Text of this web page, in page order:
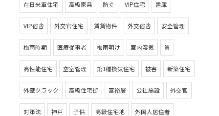
在日米軍住宅 高級家具 防ぐ VIP住宅 書庫
VIP宿舎 外交官住宅 賃貸物件 外交宿舎 安全管理
梅雨時期 医療従事者 梅雨明け 室内湿気 質
高性能住宅 空室管理 第1種換気住宅 被害 新築住宅
外壁クラック 高級住宅街 富裕層 公社施設 外交官
対策法 神戸 子供 高級住宅地 外国人居住者